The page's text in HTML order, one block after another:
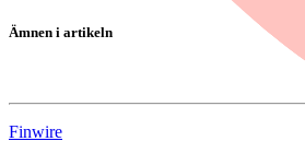
Ämnen i artikeln
Finwire